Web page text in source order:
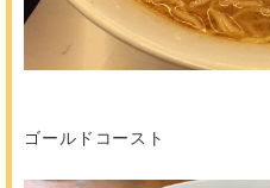
ゴールドコースト